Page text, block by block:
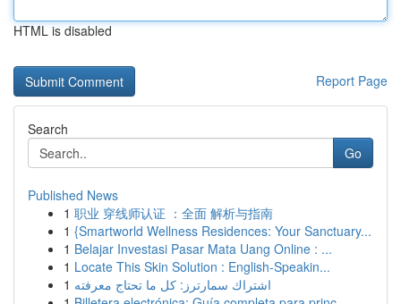
HTML is disabled
Report Page
Search
Go
Published News
1 职业 穿线师认证 ：全面 解析与指南
1 {Smartworld Wellness Residences: Your Sanctuary...
1 Belajar Investasi Pasar Mata Uang Online : ...
1 Locate This Skin Solution : English-Speakin...
1 اشتراك سمارترز: كل ما تحتاج معرفته